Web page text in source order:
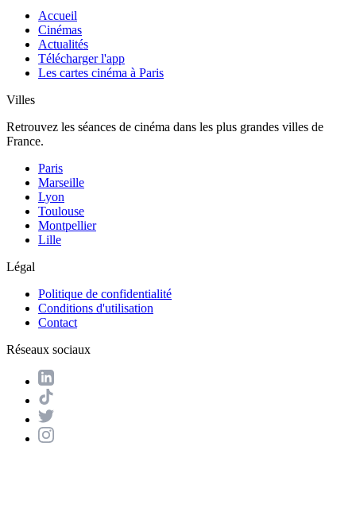
Accueil
Cinémas
Actualités
Télécharger l'app
Les cartes cinéma à Paris
Villes
Retrouvez les séances de cinéma dans les plus grandes villes de
France.
Paris
Marseille
Lyon
Toulouse
Montpellier
Lille
Légal
Politique de confidentialité
Conditions d'utilisation
Contact
Réseaux sociaux